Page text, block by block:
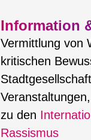
Information
Vermittlung von
kritischen
zu den
Rassismus